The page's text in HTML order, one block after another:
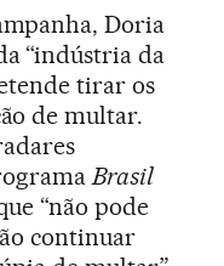
Doria
“indústria da
tirar os
de multar.
Brasil
“não pode
continuar